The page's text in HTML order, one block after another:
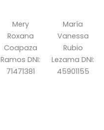
Mery
Roxana
Coapaza
Ramos DNI:
71471381
María
Vanessa
Rubio
Lezama DNI:
45901155